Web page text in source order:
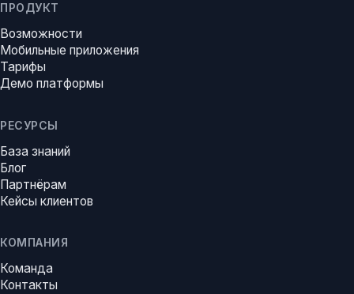
ПРОДУКТ
Возможности
Мобильные приложения
Тарифы
Демо платформы
РЕСУРСЫ
База знаний
Блог
Партнёрам
Кейсы клиентов
КОМПАНИЯ
Команда
Контакты